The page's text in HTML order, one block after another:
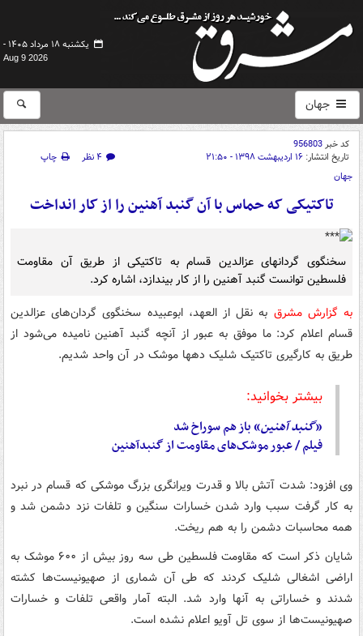
یکشنبه ۱۸ مرداد ۱۴۰۵ -
Aug 9 2026
جهان
کد خبر956803
تاریخ انتشار: ۱۶ اردیبهشت ۱۳۹۸ - ۲۱:۵۰ ۴ نظر
چاپ
جهان
تاکتیکی که حماس با آن گنبد آهنین را از کار انداخت
سخنگوی گردانهای عزالدین قسام به تاکتیکی از طریق آن مقاومت
فلسطین توانست گنبد آهنین را از کار بیندازد، اشاره کرد.
به گزارش مشرق به نقل از العهد، ابوعبیده سخنگوی گردان‌های عزالدین
قسام اعلام کرد: ما موفق به عبور از آنچه گنبد آهنین نامیده می‌شود از
طریق به کارگیری تاکتیک شلیک دهها موشک در آن واحد شدیم.
بیشتر بخوانید:
«گنبدآهنین» باز هم سوراخ شد
فیلم / عبور موشک‌های مقاومت از گنبدآهنین
وی افزود: شدت آتش بالا و قدرت ویرانگری بزرگ موشکی که قسام در نبرد
به کار گرفت سبب وارد شدن خسارات سنگین و تلفات نزد دشمن شد و
همه محاسبات دشمن را به هم ریخت.
شایان ذکر است که مقاومت فلسطین طی سه روز بیش از ۶۰۰ موشک به
اراضی اشغالی شلیک کردند که طی آن شماری از صهیونیست‌ها کشته
شدند و خساراتی به آنها وارد شد. البته آمار واقعی تلفات و خسارات
صهیونیست‌ها از سوی تل آویو اعلام نشده است.